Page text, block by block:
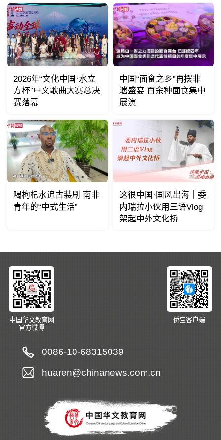
2026年“文化中国·水立
方杯”中文歌曲大赛总决
赛落幕
中国“面食之乡”再摆非
遗盛宴 百余种面食集中
展演
喝枸杞水追古装剧 南非
青年的“中式生活”
这很中国·国风出海｜委
内瑞拉小伙用三语Vlog
架起中外文化桥
中国华文教育网
官方微博
侨宝客户端
0086-10-68315039
huaren@chinanews.com.cn